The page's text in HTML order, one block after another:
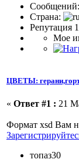
Страна:
Репутация
Мое
ЦВЕТЫ:
« Ответ #1 : 21
Формат xsd Вам
топаз30